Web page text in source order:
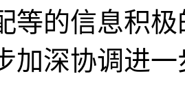
等的信息积
加深协调进